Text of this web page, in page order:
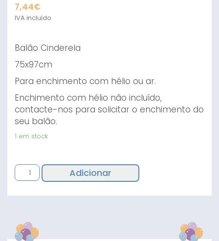
7,44€
IVA incluído
Balão Cinderela
75x97cm
Para enchimento com hélio ou ar.
Enchimento com hélio não incluído,
contacte-nos para solicitar o enchimento do
seu balão.
1 em stock
Quantidade
de
Cinderela
Adicionar